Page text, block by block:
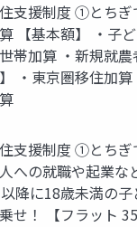
支援制度 ①とちぎ
【基本額】 ・子
帯加算 ・新規就
】 ・東京圏移住加
支援制度 ①とちぎ
への就職や起業
降に18歳未満の
せ！ 【フラット